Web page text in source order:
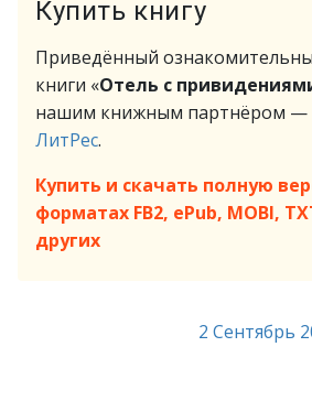
Купить книгу
Приведённый
книги «Отель с
нашим книжным партнёром —
ЛитРес.
Купить и скачать полную
форматах FB2, ePub, MOBI,
других
2 Сентябрь